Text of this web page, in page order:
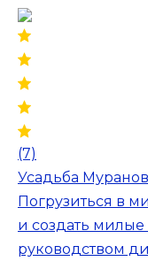
(7)
Усадьба
Погрузиться в
и создать
руководством